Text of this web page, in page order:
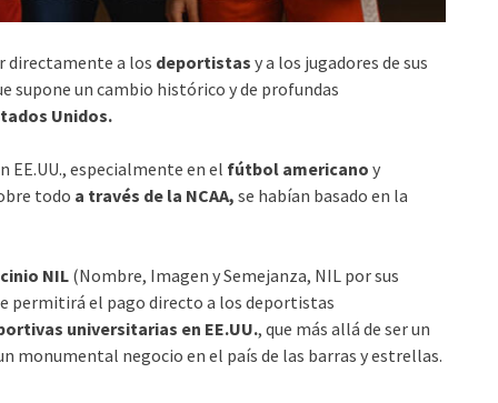
directamente a los deportistas y a los jugadores de sus
supone un cambio histórico y de profundas
Unidos.
EE.UU., especialmente en el fútbol americano y
todo a través de la NCAA, se habían basado en la
NIL (Nombre, Imagen y Semejanza, NIL por sus
permitirá el pago directo a los deportistas
universitarias en EE.UU., que más allá de ser un
monumental negocio en el país de las barras y estrellas.